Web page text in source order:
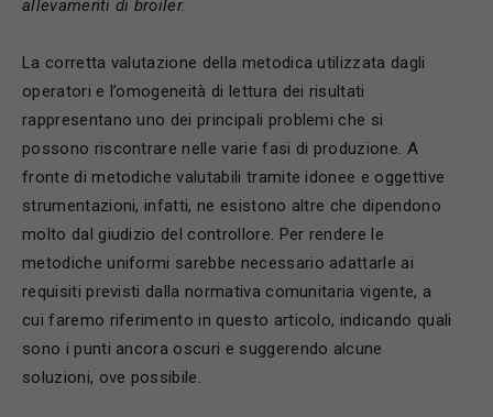
allevamenti di broiler.
La corretta valutazione della metodica utilizzata dagli
operatori e l’omogeneità di lettura dei risultati
rappresentano uno dei principali problemi che si
possono riscontrare nelle varie fasi di produzione. A
fronte di metodiche valutabili tramite idonee e oggettive
strumentazioni, infatti, ne esistono altre che dipendono
molto dal giudizio del controllore. Per rendere le
metodiche uniformi sarebbe necessario adattarle ai
requisiti previsti dalla normativa comunitaria vigente, a
cui faremo riferimento in questo articolo, indicando quali
sono i punti ancora oscuri e suggerendo alcune
soluzioni, ove possibile.